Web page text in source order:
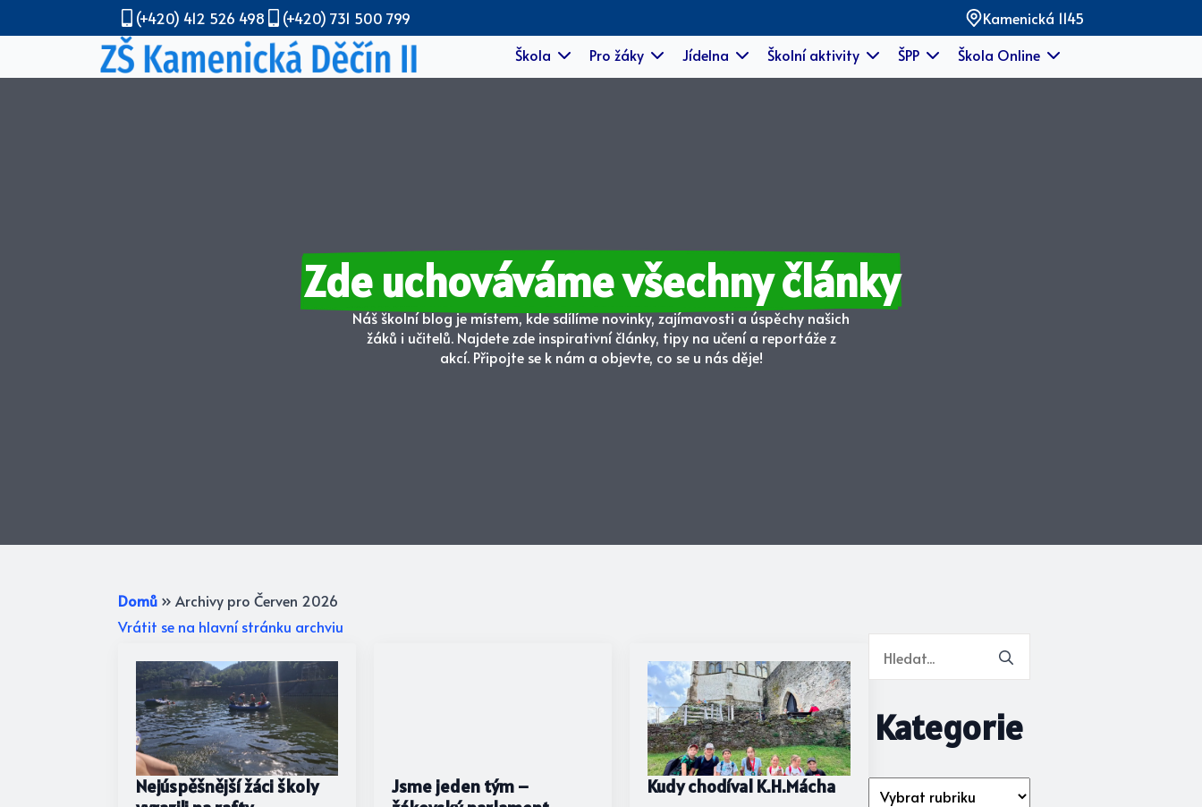
(+420) 412 526 498 (+420) 731 500 799
Kamenická 1145
Škola
Pro žáky Jídelna Školní aktivity ŠPP Škola Online
Zde uchováváme všechny články
Náš školní blog je místem, kde sdílíme novinky, zajímavosti a úspěchy našich
žáků i učitelů. Najdete zde inspirativní články, tipy na učení a reportáže z
akcí. Připojte se k nám a objevte, co se u nás děje!
Domů » Archivy pro Červen 2026
Vrátit se na hlavní stránku archviu
Nejúspěšnější žáci školy
Jsme jeden tým –
Kudy chodíval K.H.Mácha
Kategorie